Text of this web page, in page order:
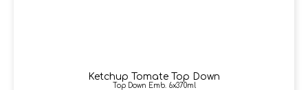
Ketchup Tomate Top Down
Top Down Emb. 6x370ml